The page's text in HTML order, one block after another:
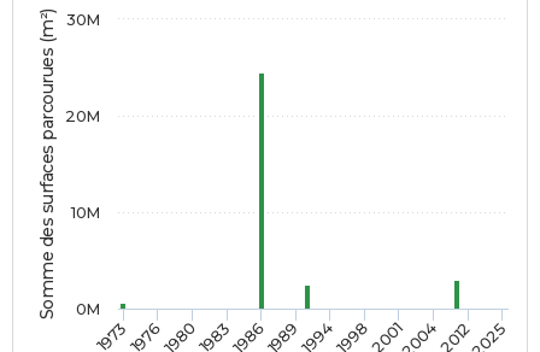
Somme des surfaces parcourues (m²)
1973 1980 1986 1994 2001 2012
1976 1983 1989 1998 2004 2025
0M
10M
20M
30M